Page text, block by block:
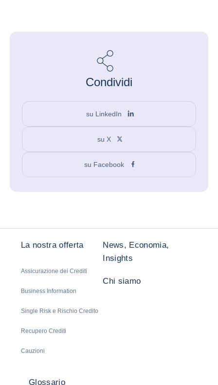
Condividi
su LinkedIn
su X
su Facebook
La nostra offerta
Assicurazione dei Crediti
Business Information
Single Risk e Rischio Credito
Recupero Crediti
Cauzioni
News, Economia,
Insights
Chi siamo
Glossario